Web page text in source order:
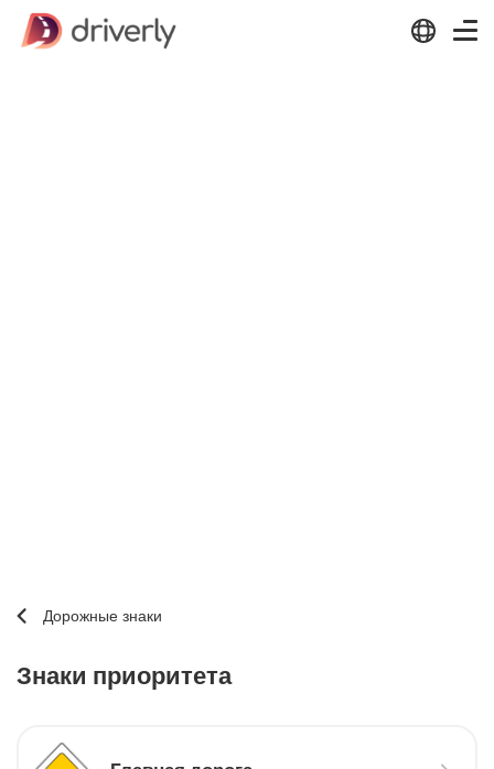
Дорожные знаки
Знаки приоритета